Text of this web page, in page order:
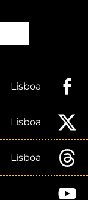
Lisboa
Lisboa
Lisboa